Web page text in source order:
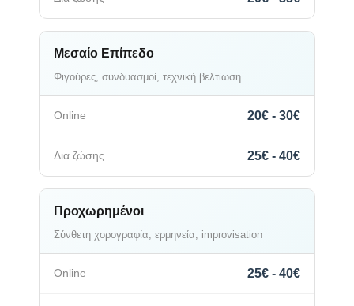
Μεσαίο Επίπεδο
Φιγούρες, συνδυασμοί, τεχνική βελτίωση
20€ - 30€
25€ - 40€
Προχωρημένοι
Σύνθετη χορογραφία, ερμηνεία, improvisation
25€ - 40€